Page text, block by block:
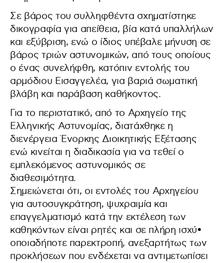
Σε βάρος του συλληφθέντα σχηματίστηκε
δικογραφία για απείθεια, βία κατά υπαλλήλων
και εξύβριση, ενώ ο ίδιος υπέβαλε μήνυση σε
βάρος τριών αστυνομικών, από τους οποίους
ο ένας συνελήφθη, κατόπιν εντολής του
αρμόδιου Εισαγγελέα, για βαριά σωματική
βλάβη και παράβαση καθήκοντος.
Για το περιστατικό, από το Αρχηγείο της
Ελληνικής Αστυνομίας, διατάχθηκε η
διενέργεια Ένορκης Διοικητικής Εξέτασης
ενώ κινείται η διαδικασία για να τεθεί ο
εμπλεκόμενος αστυνομικός σε
διαθεσιμότητα.
Σημειώνεται ότι, οι εντολές του Αρχηγείου
για αυτοσυγκράτηση, ψυχραιμία και
επαγγελματισμό κατά την εκτέλεση των
καθηκόντων είναι ρητές και σε πλήρη ισχύ•
οποιαδήποτε παρεκτροπή, ανεξαρτήτως των
προκλήσεων που ενδέχεται να αντιμετωπίσει